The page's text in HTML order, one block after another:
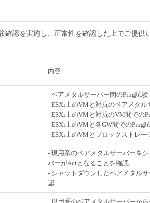
確認を実施し、正常性を確認した上でご提供
内容
- ベアメタルサーバー間のPing試験
- ESXi上のVMと対抗のベアメタ
- ESXi上のVMと対抗のVM間での
- ESXi上のVMと各GW間でのPing
- ESXi上のVMとブロックストレー
- 現用系のベアメタルサーバーを
バーがActとなることを確認
- シャットダウンしたベアメタル
認